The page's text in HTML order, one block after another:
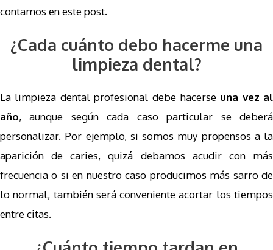
contamos en este post.
¿Cada cuánto debo hacerme una
limpieza dental?
La limpieza dental profesional debe hacerse una vez al
año, aunque según cada caso particular se deberá
personalizar. Por ejemplo, si somos muy propensos a la
aparición de caries, quizá debamos acudir con más
frecuencia o si en nuestro caso producimos más sarro de
lo normal, también será conveniente acortar los tiempos
entre citas.